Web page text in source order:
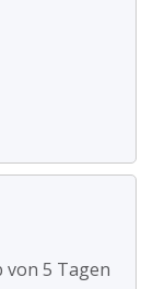
von 5 Tagen